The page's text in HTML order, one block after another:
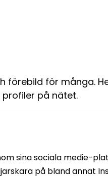
för många.
på nätet.
sina sociala medie-
på bland annat